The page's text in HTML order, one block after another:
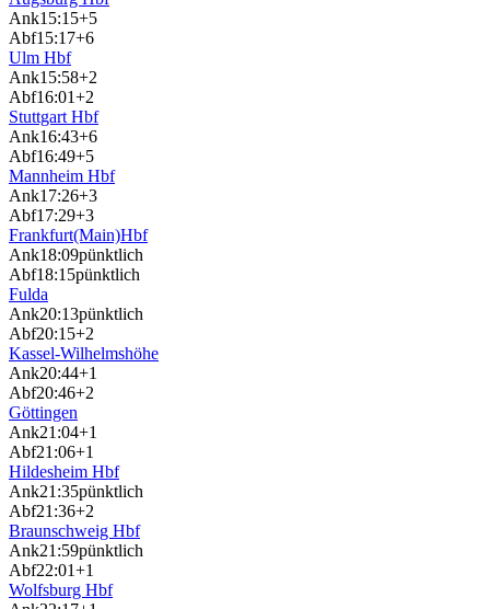
Ank15:15+5
Abf15:17+6
Ulm Hbf
Ank15:58+2
Abf16:01+2
Stuttgart Hbf
Ank16:43+6
Abf16:49+5
Mannheim Hbf
Ank17:26+3
Abf17:29+3
Frankfurt(Main)Hbf
Ank18:09pünktlich
Abf18:15pünktlich
Fulda
Ank20:13pünktlich
Abf20:15+2
Kassel-Wilhelmshöhe
Ank20:44+1
Abf20:46+2
Göttingen
Ank21:04+1
Abf21:06+1
Hildesheim Hbf
Ank21:35pünktlich
Abf21:36+2
Braunschweig Hbf
Ank21:59pünktlich
Abf22:01+1
Wolfsburg Hbf